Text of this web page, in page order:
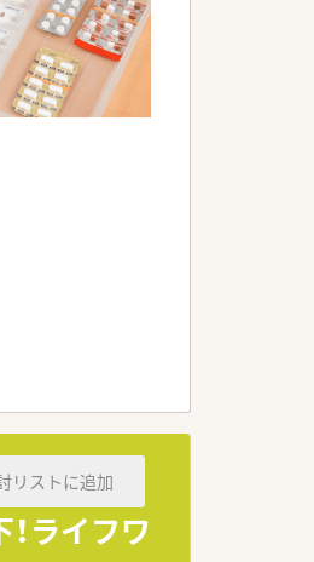
ライフワ
リストに追加